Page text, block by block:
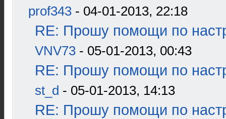
prof343 - 04-01-2013, 22:18
RE: Прошу помощи по
VNV73 - 05-01-2013, 00:43
RE: Прошу помощи по
st_d - 05-01-2013, 14:13
RE: Прошу помощи по